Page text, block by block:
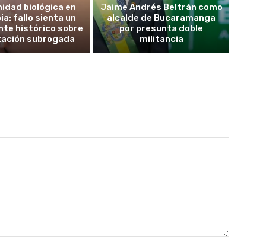
biológica en
fallo sienta un
histórico sobre
subrogada
Jaime Andrés Beltrán como
alcalde de Bucaramanga
por presunta doble
militancia